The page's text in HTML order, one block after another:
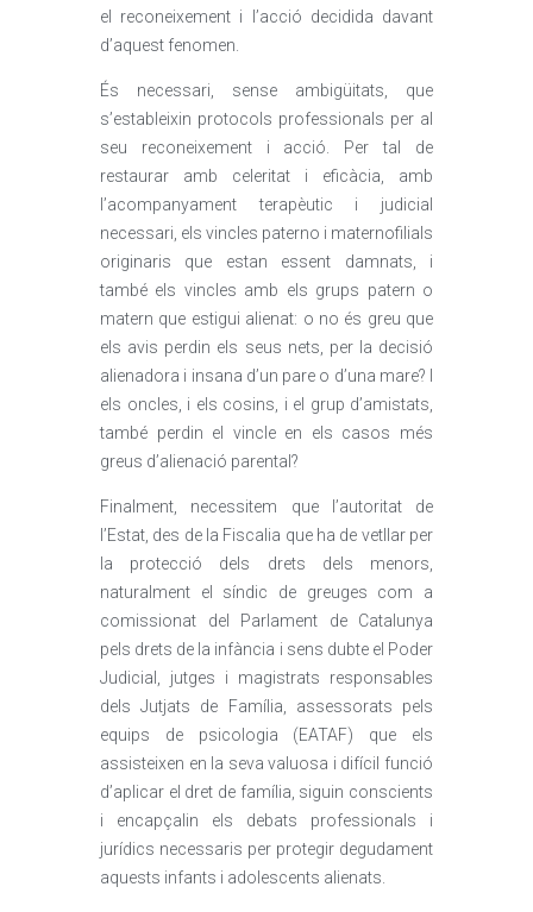
el reconeixement i l’acció decidida davant
d’aquest fenomen.
És necessari, sense ambigüitats, que
s’estableixin protocols professionals per al
seu reconeixement i acció. Per tal de
restaurar amb celeritat i eficàcia, amb
l’acompanyament terapèutic i judicial
necessari, els vincles paterno i maternofilials
originaris que estan essent damnats, i
també els vincles amb els grups patern o
matern que estigui alienat: o no és greu que
els avis perdin els seus nets, per la decisió
alienadora i insana d’un pare o d’una mare? I
els oncles, i els cosins, i el grup d’amistats,
també perdin el vincle en els casos més
greus d’alienació parental?
Finalment, necessitem que l’autoritat de
l’Estat, des de la Fiscalia que ha de vetllar per
la protecció dels drets dels menors,
naturalment el síndic de greuges com a
comissionat del Parlament de Catalunya
pels drets de la infància i sens dubte el Poder
Judicial, jutges i magistrats responsables
dels Jutjats de Família, assessorats pels
equips de psicologia (EATAF) que els
assisteixen en la seva valuosa i difícil funció
d’aplicar el dret de família, siguin conscients
i encapçalin els debats professionals i
jurídics necessaris per protegir degudament
aquests infants i adolescents alienats.